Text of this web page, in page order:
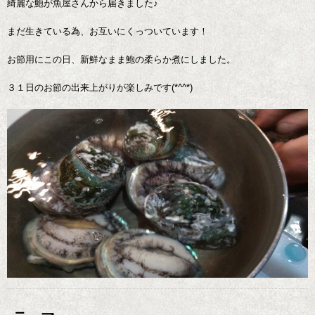
綺麗な鮑が魚屋さんから届きました♪
まだ生きている為、お互いにくっついています！
お節用にこの日、新鮮なまま鮑の柔らか煮にしました。
３１日のお節の出来上がりが楽しみです(*^^*)